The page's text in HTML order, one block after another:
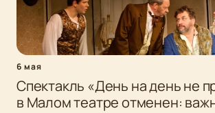
6 мая
Спектакль «День на день не
в Малом театре отменен: